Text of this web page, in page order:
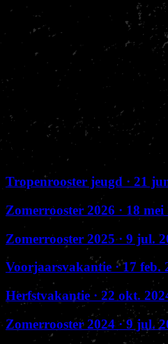
Beste Nakama's,
Via deze weg willen wij jullie laten
op eerste/tweede paasdag en met
Alvast fijne dagen!
Sensei John, Danique en team
Eerder verschenen
Tropenrooster jeugd · 21
Zomerrooster 2026 · 18 mei
Zomerrooster 2025· 9 jul.
Voorjaarsvakantie · 17 feb.
Herfstvakantie · 22 okt.
Zomerrooster 2024 · 9 jul.